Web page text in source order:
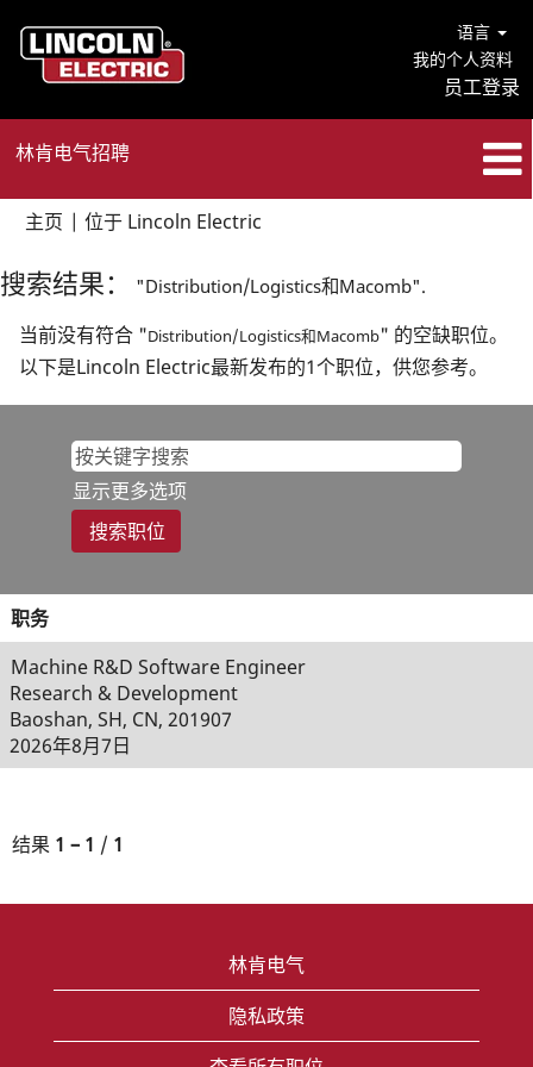
语言
我的个人资料
员工登录
林肯电气招聘
主页 | 位于 Lincoln Electric
面）
搜索结果： "Distribution/Logistics和Macomb".
当前没有符合 "Distribution/Logistics和Macomb" 的空缺职位。
以下是Lincoln Electric最新发布的1个职位，供您参考。
显示更多选项
职务
Machine R&D Software Engineer
Research & Development
Baoshan, SH, CN, 201907
2026年8月7日
结果 1 – 1 / 1
林肯电气
隐私政策